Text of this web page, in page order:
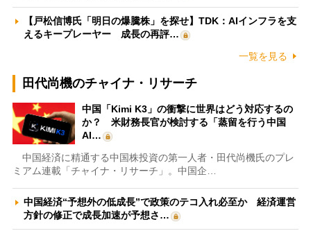
【戸松信博氏「明日の爆騰株」を探せ】TDK：AIインフラを支
えるキープレーヤー 成長の再評…
一覧を見る
田代尚機のチャイナ・リサーチ
中国「Kimi K3」の衝撃に世界はどう対応するの
か？ 米財務長官が検討する「蒸留を行う中国
AI…
中国経済に精通する中国株投資の第一人者・田代尚機氏のプレ
ミアム連載「チャイナ・リサーチ」。中国企…
中国経済“予想外の低成長”で政策のテコ入れ必至か 経済運営
方針の修正で成長加速が予想さ…